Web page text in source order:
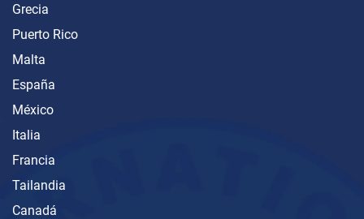
Grecia
Puerto Rico
Malta
España
México
Italia
Francia
Tailandia
Canadá